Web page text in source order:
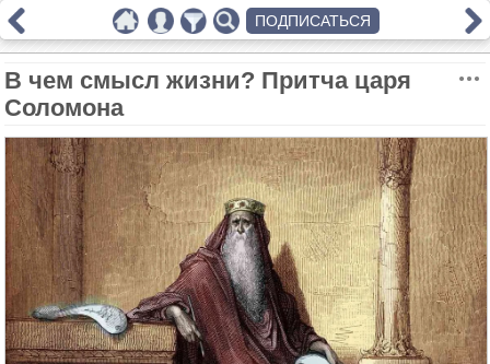
В чем смысл жизни? Притча царя
Соломона
ПОДПИСАТЬСЯ